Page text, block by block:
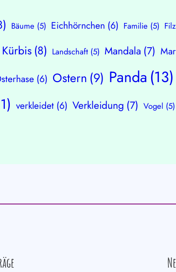
Bäume (5) Eichhörnchen (6) Familie (5)
Kürbis (8) Landschaft (5) Mandala (7)
(6) Ostern (9) Panda (13)
verkleidet (6) Verkleidung (7) Vogel (5)